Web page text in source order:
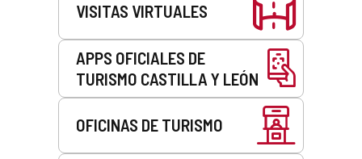
VISITAS VIRTUALES
APPS OFICIALES DE
TURISMO CASTILLA Y LEÓN
OFICINAS DE TURISMO